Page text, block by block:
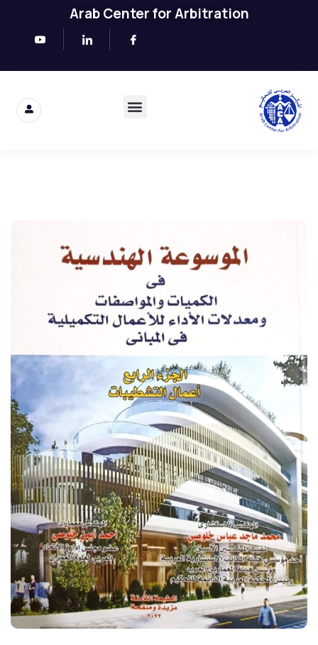
Arab Center for Arbitration